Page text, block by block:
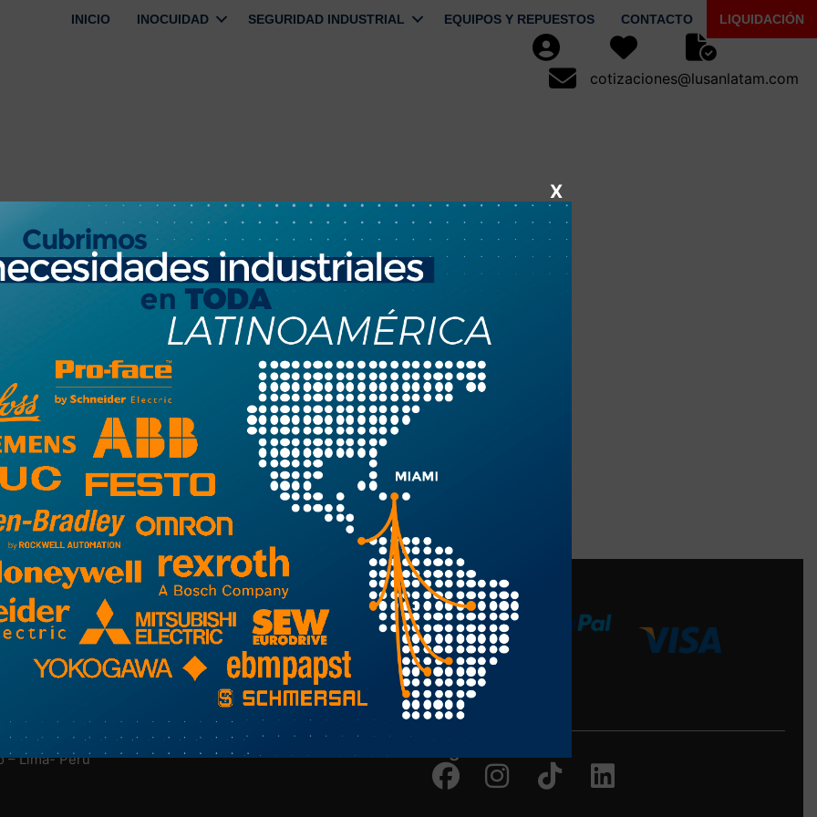
INICIO INOCUIDAD SEGURIDAD INDUSTRIAL EQUIPOS Y REPUESTOS CONTACTO LIQUIDACIÓN
Usuario Favoritos
Seguimiento de
cotizaciones@lusanlatam.com
cotizaciones@lusanlatam.com
NUESTRA EMPRESA
Nosotros
Más Información Aquí
Medios de Pago
– Lima- Perú
FacebookInstagramTiktok Linkedin
X